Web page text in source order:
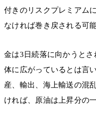
付きのリスクプレミアム
なければ巻き戻される可
金は3日続落に向かうと
体に広がっているとは言
産、輸出、海上輸送の混
ければ、原油は上昇分の